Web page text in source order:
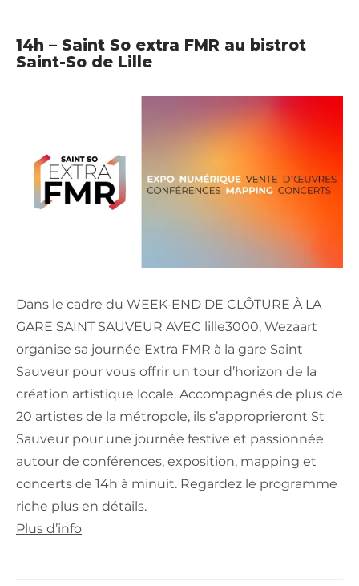
14h – Saint So extra FMR au bistrot
Saint-So de Lille
Dans le cadre du WEEK-END DE CLÔTURE À LA
GARE SAINT SAUVEUR AVEC lille3000, Wezaart
organise sa journée Extra FMR à la gare Saint
Sauveur pour vous offrir un tour d’horizon de la
création artistique locale. Accompagnés de plus de
20 artistes de la métropole, ils s’approprieront St
Sauveur pour une journée festive et passionnée
autour de conférences, exposition, mapping et
concerts de 14h à minuit. Regardez le programme
riche plus en détails.
Plus d’info